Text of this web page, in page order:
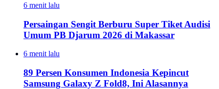
6 menit lalu
Persaingan Sengit Berburu Super Tiket Audisi
Umum PB Djarum 2026 di Makassar
6 menit lalu
89 Persen Konsumen Indonesia Kepincut
Samsung Galaxy Z Fold8, Ini Alasannya